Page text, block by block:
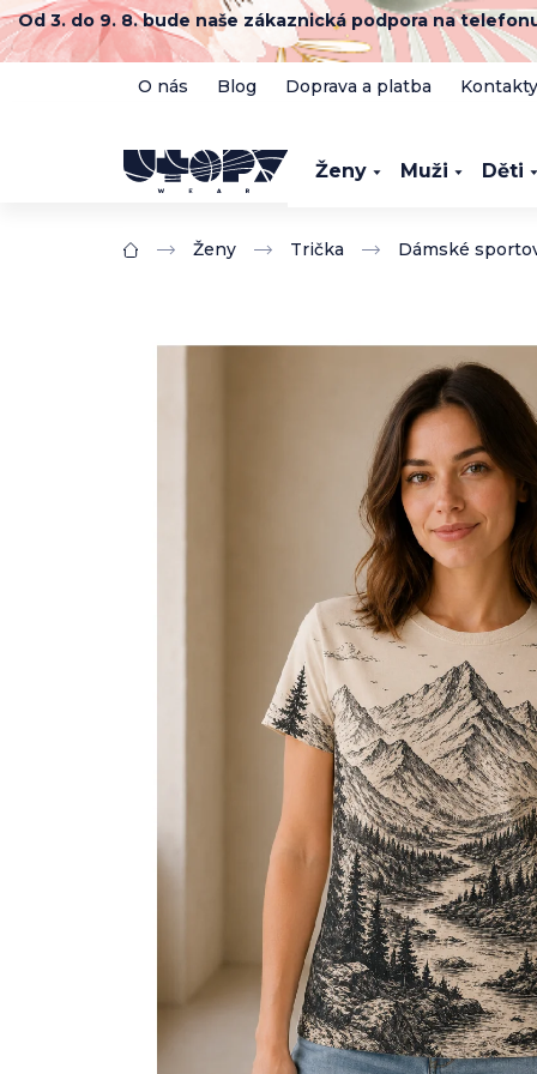
Přejít
na
obsah
Od 3. do 9. 8. bude naše zákaznická podpora na
O nás Blog Doprava a platba Kontakty
Ženy Muži Děti
Domů Ženy Trička Dámské